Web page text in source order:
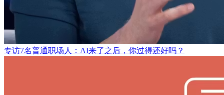
专访7名普通职场人：AI来了之后，你过得还好吗？